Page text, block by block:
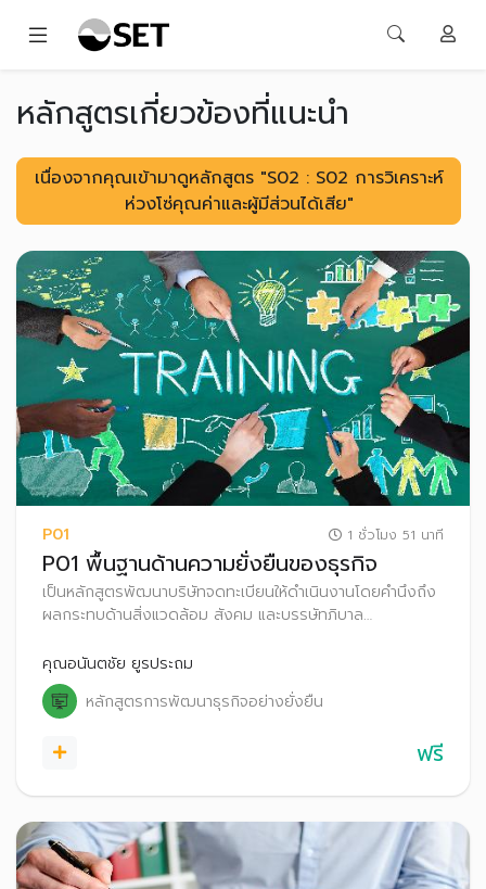
หลักสูตรเกี่ยวข้องที่แนะนำ
เนื่องจากคุณเข้ามาดูหลักสูตร "S02 : S02 การวิเคราะห์
ห่วงโซ่คุณค่าและผู้มีส่วนได้เสีย"
P01 1 ชั่วโมง 51 นาที
P01 พื้นฐานด้านความยั่งยืนของธุรกิจ
เป็นหลักสูตรพัฒนาบริษัทจดทะเบียนให้ดำเนินงานโดยคำนึงถึง
ผลกระทบด้านสิ่งแวดล้อม สังคม และบรรษัทภิบาล
คุณอนันตชัย ยูรประถม
หลักสูตรการพัฒนาธุรกิจอย่างยั่งยืน
ฟรี